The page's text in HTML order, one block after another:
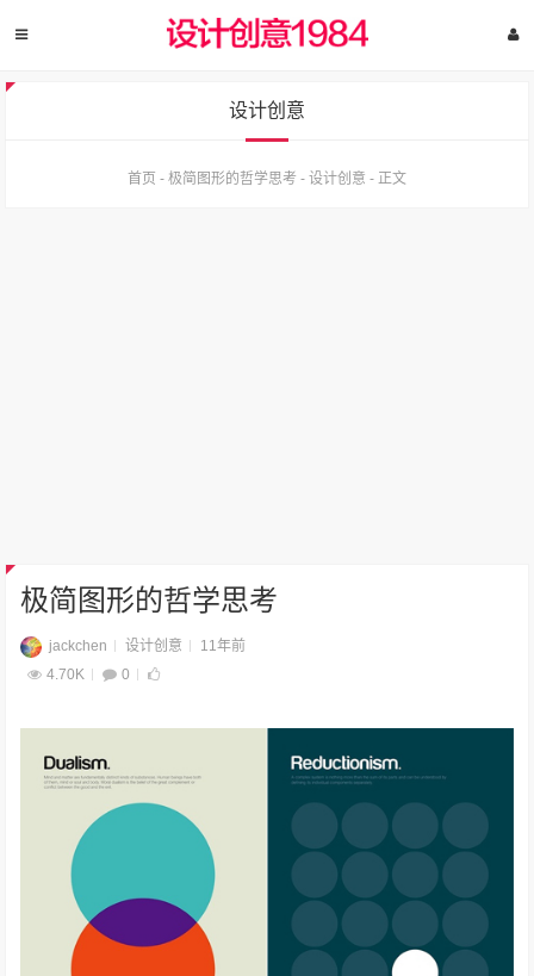
设计创意
首页 - 极简图形的哲学思考 - 设计创意 - 正文
极简图形的哲学思考
jackchen 设计创意
11年前
4.70K
0